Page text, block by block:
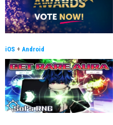
iOS + Android